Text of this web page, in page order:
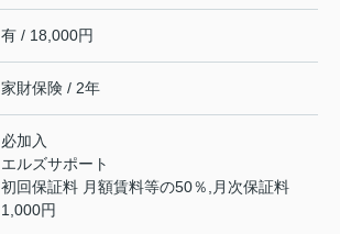
有 / 18,000円
家財保険 / 2年
必加入
エルズサポート
初回保証料 月額賃料等の50％,月次保証料
1,000円